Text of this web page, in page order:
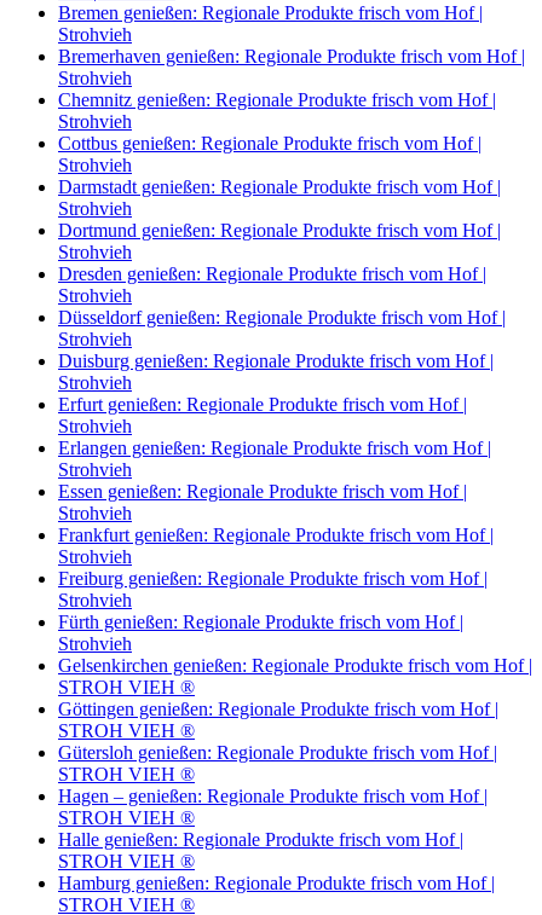
Bremen genießen: Regionale Produkte frisch vom Hof |
Strohvieh
Bremerhaven genießen: Regionale Produkte frisch vom Hof |
Strohvieh
Chemnitz genießen: Regionale Produkte frisch vom Hof |
Strohvieh
Cottbus genießen: Regionale Produkte frisch vom Hof |
Strohvieh
Darmstadt genießen: Regionale Produkte frisch vom Hof |
Strohvieh
Dortmund genießen: Regionale Produkte frisch vom Hof |
Strohvieh
Dresden genießen: Regionale Produkte frisch vom Hof |
Strohvieh
Düsseldorf genießen: Regionale Produkte frisch vom Hof |
Strohvieh
Duisburg genießen: Regionale Produkte frisch vom Hof |
Strohvieh
Erfurt genießen: Regionale Produkte frisch vom Hof |
Strohvieh
Erlangen genießen: Regionale Produkte frisch vom Hof |
Strohvieh
Essen genießen: Regionale Produkte frisch vom Hof |
Strohvieh
Frankfurt genießen: Regionale Produkte frisch vom Hof |
Strohvieh
Freiburg genießen: Regionale Produkte frisch vom Hof |
Strohvieh
Fürth genießen: Regionale Produkte frisch vom Hof |
Strohvieh
Gelsenkirchen genießen: Regionale Produkte frisch vom Hof |
STROH VIEH ®
Göttingen genießen: Regionale Produkte frisch vom Hof |
STROH VIEH ®
Gütersloh genießen: Regionale Produkte frisch vom Hof |
STROH VIEH ®
Hagen – genießen: Regionale Produkte frisch vom Hof |
STROH VIEH ®
Halle genießen: Regionale Produkte frisch vom Hof |
STROH VIEH ®
Hamburg genießen: Regionale Produkte frisch vom Hof |
STROH VIEH ®